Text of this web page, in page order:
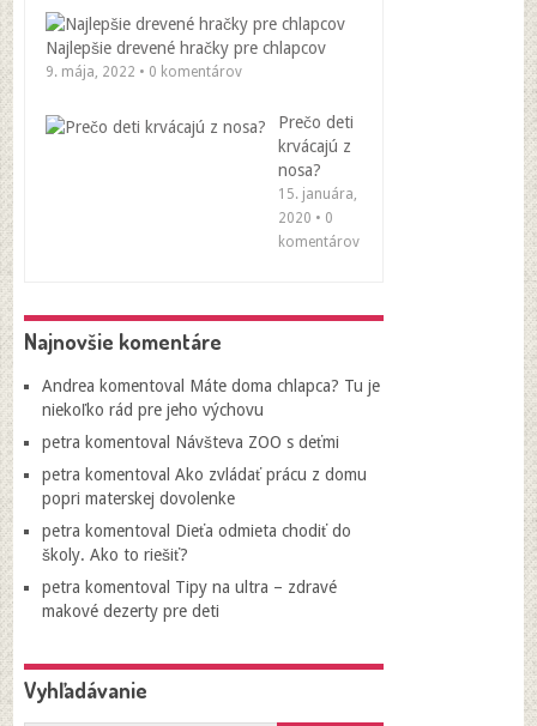
Najlepšie drevené hračky pre chlapcov
9. mája, 2022 • 0 komentárov
Prečo deti
krvácajú z
nosa?
15. januára,
2020 • 0
komentárov
Najnovšie komentáre
Andrea komentoval Máte doma chlapca? Tu je
niekoľko rád pre jeho výchovu
petra komentoval Návšteva ZOO s deťmi
petra komentoval Ako zvládať prácu z domu
popri materskej dovolenke
petra komentoval Dieťa odmieta chodiť do
školy. Ako to riešiť?
petra komentoval Tipy na ultra – zdravé
makové dezerty pre deti
Vyhľadávanie